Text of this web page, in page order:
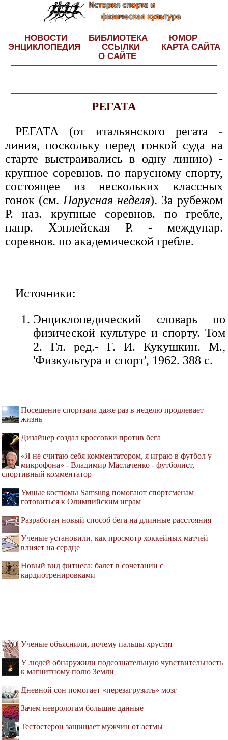
НОВОСТИ БИБЛИОТЕКА
ЮМОР
ЭНЦИКЛОПЕДИЯ
ССЫЛКИ
КАРТА САЙТА
О САЙТЕ
РЕГАТА
РЕГАТА (от итальянского регата -
линия, поскольку перед гонкой суда на
старте выстраивались в одну линию) -
крупное соревнов. по парусному спорту,
состоящее из нескольких классных
гонок (см. Парусная неделя). За рубежом
Р. наз. крупные соревнов. по гребле,
напр. Хэнлейская Р. - междунар.
соревнов. по академической гребле.
Источники:
Энциклопедический словарь по
физической культуре и спорту. Том
2. Гл. ред.- Г. И. Кукушкин. М.,
'Физкультура и спорт', 1962. 388 с.
Посещение спортзала даже раз в неделю продлевает
жизнь
Дизайнер создал кроссовки против бега
«Я не считаю себя комментатором, я играю в футбол у
микрофона» - Владимир Маслаченко - футболист,
спортивный комментатор
Умные костюмы Samsung помогают спортсменам
готовиться к Олимпийским играм
Разработан новый способ бега на длинные расстояния
Ученые установили, как просмотр хоккейных матчей
влияет на сердце
Новый вид фитнеса: балет в сочетании с
кардиотренировками
Ученые объяснили, почему пальцы хрустят
У людей обнаружили подсознательную чувствительность
к магнитному полю Земли
Дневной сон помогает «перезагрузить» мозг
Зачем неврологам большие данные
Тестостерон защищает мужчин от астмы